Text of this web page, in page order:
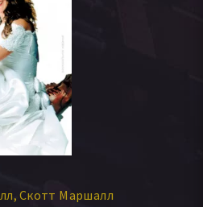
Скотт Маршалл